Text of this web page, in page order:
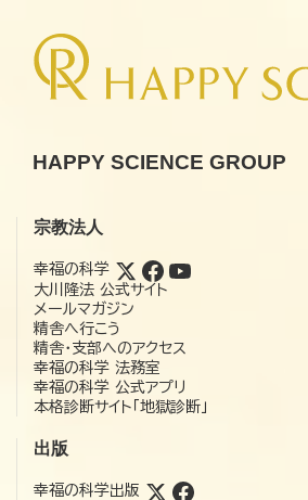
HAPPY SCIENCE GROUP
宗教法人
幸福の科学
大川隆法 公式サイト
メールマガジン
精舎へ行こう
精舎・支部へのアクセス
幸福の科学 法務室
幸福の科学 公式アプリ
本格診断サイト「地獄診断」
出版
幸福の科学出版